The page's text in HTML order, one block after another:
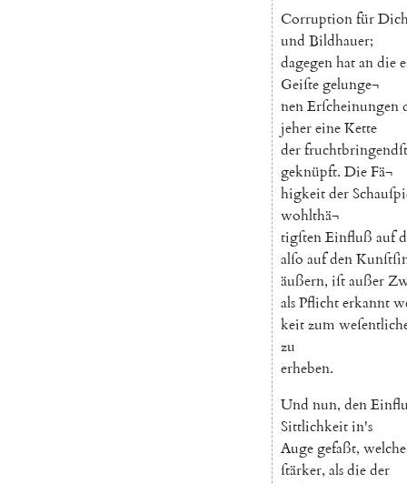
Corruptionfür
und Bildhauer;
dagegenhatandie
Geiſtegelunge¬
nenErſcheinungen
jehereineKette
der
geknüpft. DieFä¬
higkeitder
wohlthä¬
tigſtenEinfluß auf
alſo aufden
äußern, iſtaußer
alsPflichterkannt
keitzum
zu
erheben.
Und nun, den
Sittlichkeitin's
Augegefaßt, welche
ſtärker, alsdieder